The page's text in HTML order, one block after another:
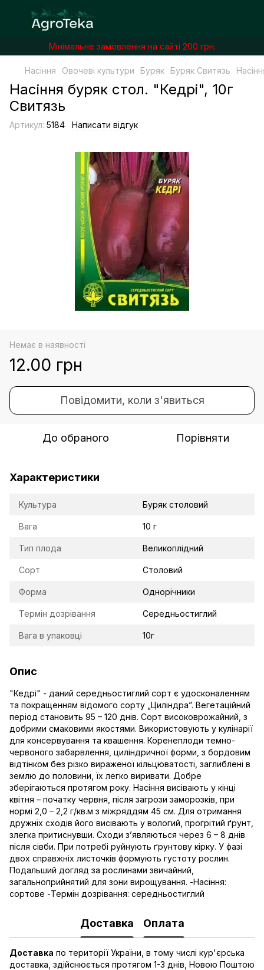
Мінімальне замовлення на сайті 200 грн.
Насіння Овочеві культури Буряк Буряк Свитязь
Насіння буряк стол. "Кедрі", 10г
Свитязь
Артикул: 5184 Написати відгук
Немає в наявності
12.00 грн
Повідомити, коли з'явиться
До обраного Порівняти
Характеристики
Культура Буряк столовий
Вага 10 г
Тип плода Великоплідний
Сорт Столовий
Форма Однорічники
Термін дозрівання Середньостиглий
Вага в упаковці 10г
Опис
"Кедрі" - даний середньостиглий сорт є удосконаленням
та покращенням відомого сорту „Циліндра”. Вегетаційний
період становить 95 – 120 днів. Сорт високоврожайний, з
добрими смаковими якостями. Використовують у кулінарії
для консервування та квашення. Коренеплоди темно-
червоного забарвлення, циліндричної форми, з бордовим
відтінком без різко вираженої кільцюватості, заглиблені в
землю до половини, їх легко виривати. Добре
зберігаються протягом року. Насіння висівають у кінці
квітня – початку червня, після загрози заморозків, при
нормі 2,0 – 2,2 г/кв.м з міжряддям 45 см. Для отримання
дружніх сходів його висівають у вологий, прогрітий ґрунт,
злегка притиснувши. Сходи з’являються через 6 – 8 днів
після сівби. При потребі руйнують ґрунтову кірку. У фазі
двох справжніх листочків формують густоту рослин.
Подальший догляд за рослинами звичайний,
загальноприйнятий для зони вирощування. -Насіння:
сортове -Термін дозрівання: середньостиглий
Доставка Оплата
Доставка по території України, в тому числі кур'єрська
доставка, здійснюється протягом 1-3 днів, Новою Поштою